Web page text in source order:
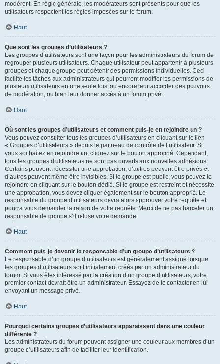
modèrent. En règle générale, les modérateurs sont présents pour que les
utilisateurs respectent les règles imposées sur le forum.
Haut
Que sont les groupes d’utilisateurs ?
Les groupes d’utilisateurs sont une façon pour les administrateurs du forum de
regrouper plusieurs utilisateurs. Chaque utilisateur peut appartenir à plusieurs
groupes et chaque groupe peut détenir des permissions individuelles. Ceci
facilite les tâches aux administrateurs qui pourront modifier les permissions de
plusieurs utilisateurs en une seule fois, ou encore leur accorder des pouvoirs
de modération, ou bien leur donner accès à un forum privé.
Haut
Où sont les groupes d’utilisateurs et comment puis-je en rejoindre un ?
Vous pouvez consulter tous les groupes d’utilisateurs en cliquant sur le lien
« Groupes d’utilisateurs » depuis le panneau de contrôle de l’utilisateur. Si
vous souhaitez en rejoindre un, cliquez sur le bouton approprié. Cependant,
tous les groupes d’utilisateurs ne sont pas ouverts aux nouvelles adhésions.
Certains peuvent nécessiter une approbation, d’autres peuvent être privés et
d’autres peuvent même être invisibles. Si le groupe est public, vous pouvez le
rejoindre en cliquant sur le bouton dédié. Si le groupe est restreint et nécessite
une approbation, vous devez cliquer également sur le bouton approprié. Le
responsable du groupe d’utilisateurs devra alors approuver votre requête et
pourra vous demander la raison de votre requête. Merci de ne pas harceler un
responsable de groupe s’il refuse votre demande.
Haut
Comment puis-je devenir le responsable d’un groupe d’utilisateurs ?
Le responsable d’un groupe d’utilisateurs est généralement assigné lorsque
les groupes d’utilisateurs sont initialement créés par un administrateur du
forum. Si vous êtes intéressé par la création d’un groupe d’utilisateurs, votre
premier contact devrait être un administrateur. Essayez de le contacter en lui
envoyant un message privé.
Haut
Pourquoi certains groupes d’utilisateurs apparaissent dans une couleur
différente ?
Les administrateurs du forum peuvent assigner une couleur aux membres d’un
groupe d’utilisateurs afin de faciliter leur identification.